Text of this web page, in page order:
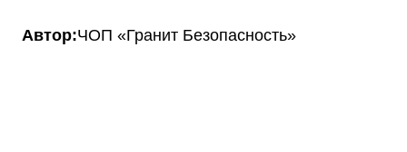
Автор:ЧОП «Гранит Безопасность»